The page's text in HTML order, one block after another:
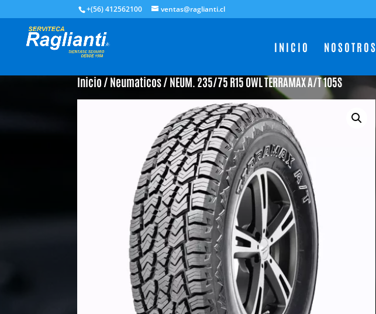
+(56) 412562100 ventas@raglianti.cl
INICIO NOSOTROS
Inicio / Neumaticos/ NEUM. 235/75 R15 OWL TERRAMAX A/T 105S